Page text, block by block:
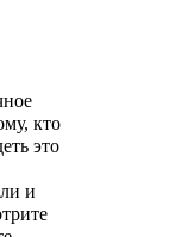
кто
это
и